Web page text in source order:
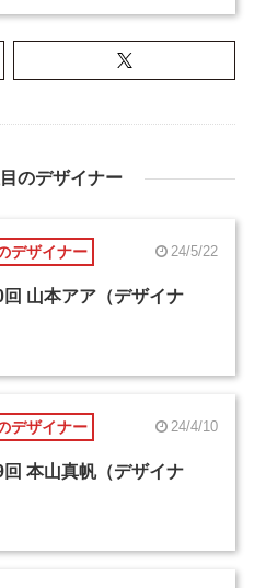
のデザイナー
デザイナー 24/5/22
回 山本アア（デザイナ
デザイナー 24/4/10
回 本山真帆（デザイナ